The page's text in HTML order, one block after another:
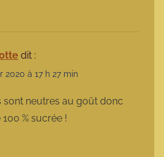
dit :
2020 à 17 h 27 min
sont neutres au goût donc
% sucrée !